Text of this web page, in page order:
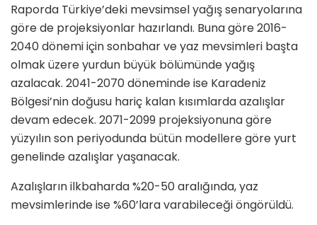
Raporda Türkiye’deki mevsimsel yağış senaryolarına
göre de projeksiyonlar hazırlandı. Buna göre 2016-
2040 dönemi için sonbahar ve yaz mevsimleri başta
olmak üzere yurdun büyük bölümünde yağış
azalacak. 2041-2070 döneminde ise Karadeniz
Bölgesi’nin doğusu hariç kalan kısımlarda azalışlar
devam edecek. 2071-2099 projeksiyonuna göre
yüzyılın son periyodunda bütün modellere göre yurt
genelinde azalışlar yaşanacak.
Azalışların ilkbaharda %20-50 aralığında, yaz
mevsimlerinde ise %60’lara varabileceği öngörüldü.